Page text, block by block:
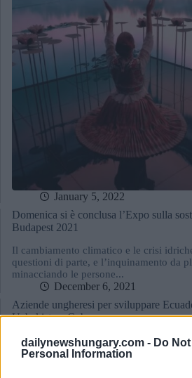
dailynewshungary.com - Do
Personal Information
January 5, 2022
Domenica si è conclusa l’Expo sulla
Budapest 2021
Il cambiamento climatico e le crisi
questioni di parte, e l’inquinamento da
minacciando le persone...
December 6, 2021
Aziende ungheresi per sviluppare
Uzbekistan, Cuba